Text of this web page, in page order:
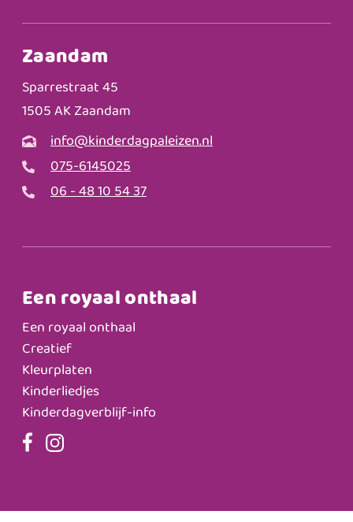
Zaandam
Sparrestraat 45
1505 AK Zaandam
info@kinderdagpaleizen.nl
075-6145025
06 - 48 10 54 37
Een royaal onthaal
Een royaal onthaal
Creatief
Kleurplaten
Kinderliedjes
Kinderdagverblijf-info